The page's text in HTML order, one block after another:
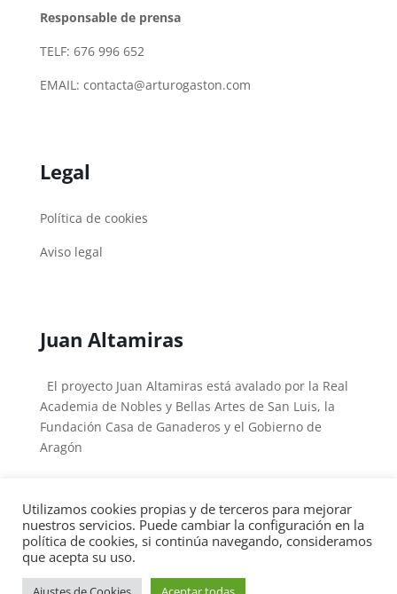
Responsable de prensa
TELF: 676 996 652
EMAIL: contacta@arturogaston.com
Legal
Política de cookies
Aviso legal
Juan Altamiras
El proyecto Juan Altamiras está avalado por la Real
Academia de Nobles y Bellas Artes de San Luis, la
Fundación Casa de Ganaderos y el Gobierno de
Aragón
Copyright © 2026Fray Juan Altamiras| Desarrollado
Utilizamos cookies propias y de terceros para mejorar
nuestros servicios. Puede cambiar la configuración en la
política de cookies, si continúa navegando, consideramos
que acepta su uso.